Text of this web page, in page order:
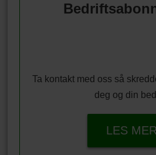
Ta kontakt med oss så
deg og din
LES MER